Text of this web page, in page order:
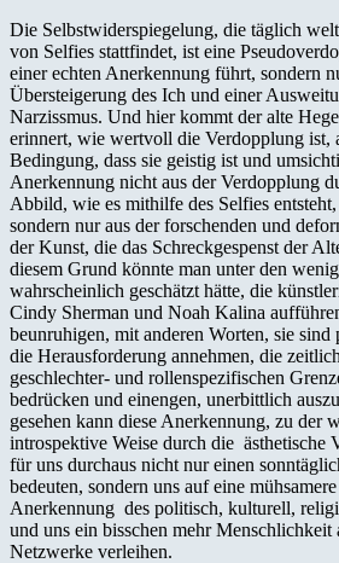
Die Selbstwiderspiegelung, die täglich
von Selfies stattfindet, ist eine
einer echten Anerkennung führt, sondern
Übersteigerung des Ich und einer
Narzissmus. Und hier kommt der alte
erinnert, wie wertvoll die Verdopplung ist,
Bedingung, dass sie geistig ist und
Anerkennung nicht aus der Verdopplung
Abbild, wie es mithilfe des Selfies
sondern nur aus der forschenden und
der Kunst, die das Schreckgespenst der
diesem Grund könnte man unter den
wahrscheinlich geschätzt hätte, die
Cindy Sherman und Noah Kalina
beunruhigen, mit anderen Worten, sie
die Herausforderung annehmen, die
geschlechter- und rollenspezifischen
bedrücken und einengen, unerbittlich
gesehen kann diese Anerkennung, zu der
introspektive Weise durch die ästhetische
für uns durchaus nicht nur einen
bedeuten, sondern uns auf eine
Anerkennung des politisch, kulturell,
und uns ein bisschen mehr Menschlichkeit
Netzwerke verleihen.